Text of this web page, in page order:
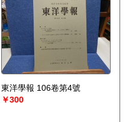
東洋學報 106卷第4號
￥300